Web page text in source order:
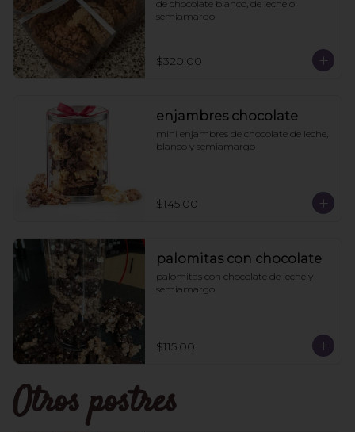
de chocolate blanco, de leche o
semiamargo
$320.00
enjambres chocolate
mini enjambres de chocolate de leche,
blanco y semiamargo
$145.00
palomitas con chocolate
palomitas con chocolate de leche y
semiamargo
$115.00
Otros postres